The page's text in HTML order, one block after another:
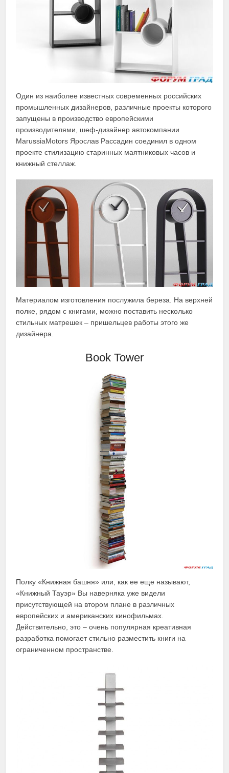
Один из наиболее известных современных российских
промышленных дизайнеров, различные проекты которого
запущены в производство европейскими
производителями, шеф-дизайнер автокомпании
MarussiaMotors Ярослав Рассадин соединил в одном
проекте стилизацию старинных маятниковых часов и
книжный стеллаж.
Материалом изготовления послужила береза. На верхней
полке, рядом с книгами, можно поставить несколько
стильных матрешек – пришельцев работы этого же
дизайнера.
Book Tower
Полку «Книжная башня» или, как ее еще называют,
«Книжный Тауэр» Вы наверняка уже видели
присутствующей на втором плане в различных
европейских и американских кинофильмах.
Действительно, это – очень популярная креативная
разработка помогает стильно разместить книги на
ограниченном пространстве.